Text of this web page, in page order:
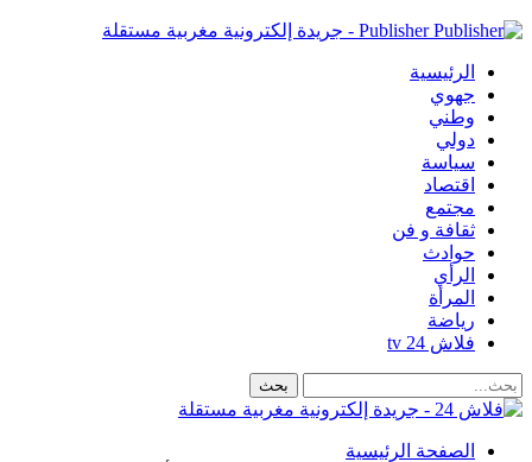
Publisher - جريدة إلكترونية مغربية مستقلة
الرئيسية
جهوي
وطني
دولي
سياسة
اقتصاد
مجتمع
ثقافة و فن
حوادث
الرأي
المرأة
رياضة
فلاش 24 tv
الصفحة الرئيسية